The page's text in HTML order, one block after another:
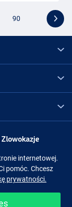
90
Instagram
internetowej.
pomóc. Chcesz
prywatności.